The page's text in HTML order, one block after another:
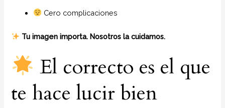
Cero complicaciones
Tu imagen importa. Nosotros la cuidamos.
El correcto es el que
te hace lucir bien